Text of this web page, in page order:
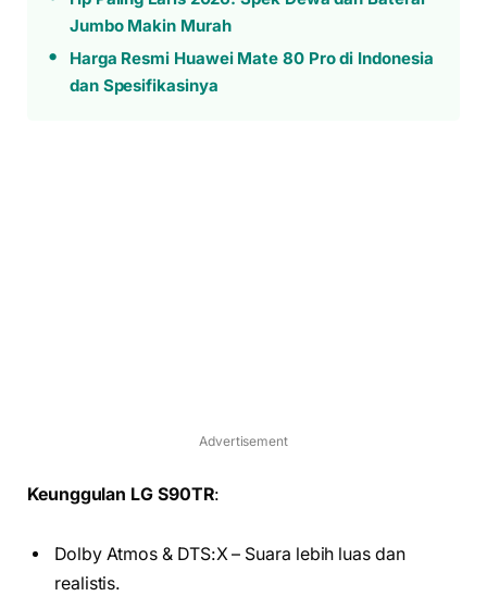
Jumbo Makin Murah
Harga Resmi Huawei Mate 80 Pro di Indonesia
dan Spesifikasinya
Advertisement
Keunggulan LG S90TR:
Dolby Atmos & DTS:X – Suara lebih luas dan
realistis.